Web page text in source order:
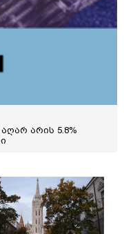
არის 5.8%